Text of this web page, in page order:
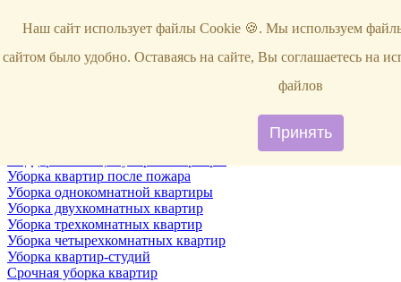
Уборка
Уборка снега
Уборка квартир после пожара
Уборка однокомнатной квартиры
Уборка двухкомнатных квартир
Уборка трехкомнатных квартир
Уборка четырехкомнатных квартир
Уборка квартир-студий
Срочная уборка квартир
Наш сайт использует файлы Cookie 🍪. Мы используем
сайтом было удобно. Оставаясь на сайте, Вы соглашаетесь на
файлов
Принять